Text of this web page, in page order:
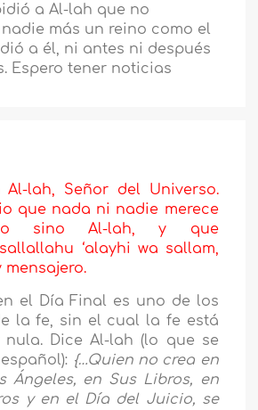
a Al-lah que no
más un reino como el
a él, ni antes ni después
Espero tener noticias
Al-lah, Señor del Universo.
que nada ni nadie merece
sino Al-lah, y que
‘alayhi wa sallam,
mensajero.
el Día Final es uno de los
la fe, sin el cual la fe está
Dice Al-lah (lo que se
{…Quien no crea en
Ángeles, en Sus Libros, en
y en el Día del Juicio, se